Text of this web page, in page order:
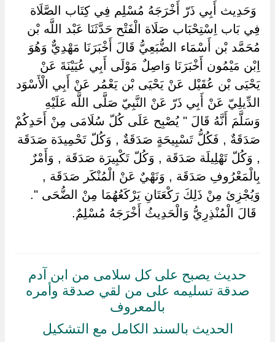
‏ ‏وَحَدِيث أَبِي ذَرّ أَخْرَجَهُ مُسْلِم فِي كِتَاب الصَّلَاة
فِي بَاب اِسْتِحْبَاب صَلَاة الْفَتْح حَدَّثَنَا عَبْد اللَّه بْن
مُحَمَّد بْن أَسْمَاء الضُّبَعِيُّ قَالَ أَخْبَرَنَا مَهْدِيٌّ وَهُوَ
اِبْن مَيْمُون أَخْبَرَنَا وَاصِلٌ مَوْلَى أَبِي عُيَيْنَةَ عَنْ
يَحْيَى بْن عُقَيْل عَنْ يَحْيَى بْن يَعْمُر عَنْ أَبِي الْأَسْوَد
الدِّيلِيّ عَنْ أَبِي ذَرّ عَنْ النَّبِيّ صَلَّى اللَّه عَلَيْهِ
وَسَلَّمَ أَنَّهُ قَالَ " يُصْبِح عَلَى كُلّ سُلَامَى مِنْ أَحَدِكُمْ
صَدَقَةٌ , فَكُلُّ تَسْبِيحَةٍ صَدَقَةٌ , وَكُلّ تَحْمِيدَة صَدَقَة
, وَكُلّ تَهْلِيلَة صَدَقَة , وَكُلّ تَكْبِيرَة صَدَقَة , وَأَمْرٌ
بِالْمَعْرُوفِ صَدَقَة , وَنَهْيٌ عَنْ الْمُنْكَر صَدَقَة ,
وَيُجْزِئ مِنْ ذَلِكَ رَكْعَتَانِ يَرْكَعُهُمَا مِنْ الضُّحَى ".
‏ ‏قَالَ الْمُنْذِرِيُّ وَالْحَدِيثُ أَخْرَجَهُ مُسْلِمٌ.
حديث يصبح على كل سلامى من ابن آدم
صدقة تسليمه على من لقي صدقة وأمره
بالمعروف
الحديث بالسند الكامل مع التشكيل